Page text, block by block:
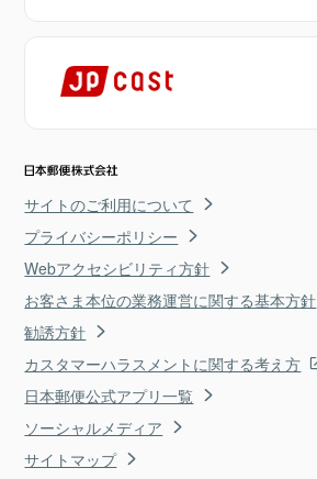
サイトのご利用について
プライバシーポリシー
Webアクセシビリティ方針
お客さま本位の業務運営に関する基本方針
勧誘方針
カスタマーハラスメントに関する考え方
日本郵便公式アプリ一覧
ソーシャルメディア
サイトマップ